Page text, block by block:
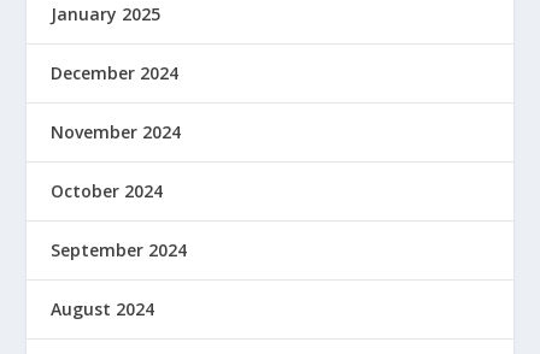
January 2025
December 2024
November 2024
October 2024
September 2024
August 2024